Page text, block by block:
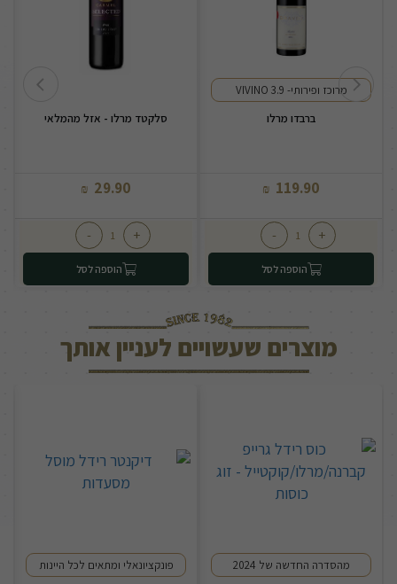
מרוכז ופירותי- 3.9 VIVINO
ברבדו מרלו
119.90
₪
+
-
הוספה לסל
סלקטד מרלו - אזל מהמלאי
29.90
₪
+
-
הוספה לסל
מוצרים שעשויים לעניין אותך
מהסדרה החדשה של 2024 פונקציונאלי ומתאים לכל היינות